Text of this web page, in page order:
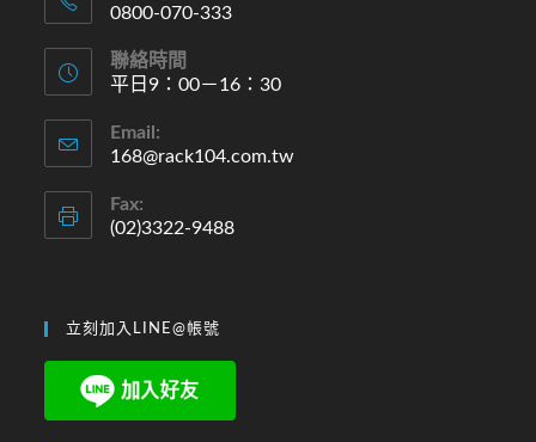
0800-070-333
聯絡時間
平日9：00－16：30
Email:
168@rack104.com.tw
Fax:
(02)3322-9488
立刻加入LINE@帳號